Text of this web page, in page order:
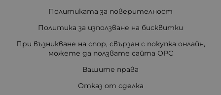
Политиката за поверителност
Политика за използване на бисквитки
При възникване на спор, свързан с покупка онлайн,
можете да ползвате сайта ОРС
Вашите права
Отказ от сделка